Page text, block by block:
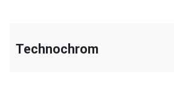
Technochrom